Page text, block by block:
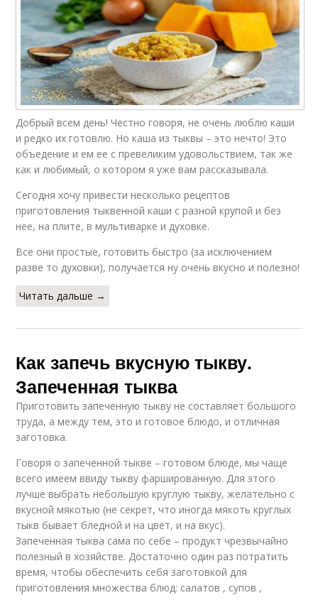
Добрый всем день! Честно говоря, не очень люблю каши
и редко их готовлю. Но каша из тыквы – это нечто! Это
объедение и ем ее с превеликим удовольствием, так же
как и любимый, о котором я уже вам рассказывала.
Сегодня хочу привести несколько рецептов
приготовления тыквенной каши с разной крупой и без
нее, на плите, в мультиварке и духовке.
Все они простые, готовить быстро (за исключением
разве то духовки), получается ну очень вкусно и полезно!
Читать дальше →
Как запечь вкусную тыкву.
Запеченная тыква
Приготовить запеченную тыкву не составляет большого
труда, а между тем, это и готовое блюдо, и отличная
заготовка.
Говоря о запеченной тыкве – готовом блюде, мы чаще
всего имеем ввиду тыкву фаршированную. Для этого
лучше выбрать небольшую круглую тыкву, желательно с
вкусной мякотью (не секрет, что иногда мякоть круглых
тыкв бывает бледной и на цвет, и на вкус).
Запеченная тыква сама по себе – продукт чрезвычайно
полезный в хозяйстве. Достаточно один раз потратить
время, чтобы обеспечить себя заготовкой для
приготовления множества блюд: салатов , супов ,